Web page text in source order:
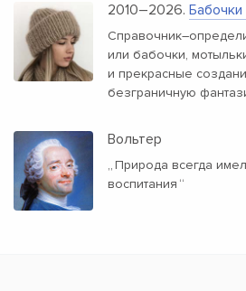
2010–2026.
или бабочки,
и прекрасные
безграничную
Вольтер
„Природа всегда
воспитания “